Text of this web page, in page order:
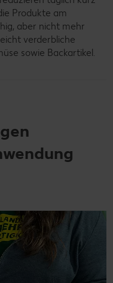
Produkte am
aber nicht mehr
verderbliche
sowie Backartikel.